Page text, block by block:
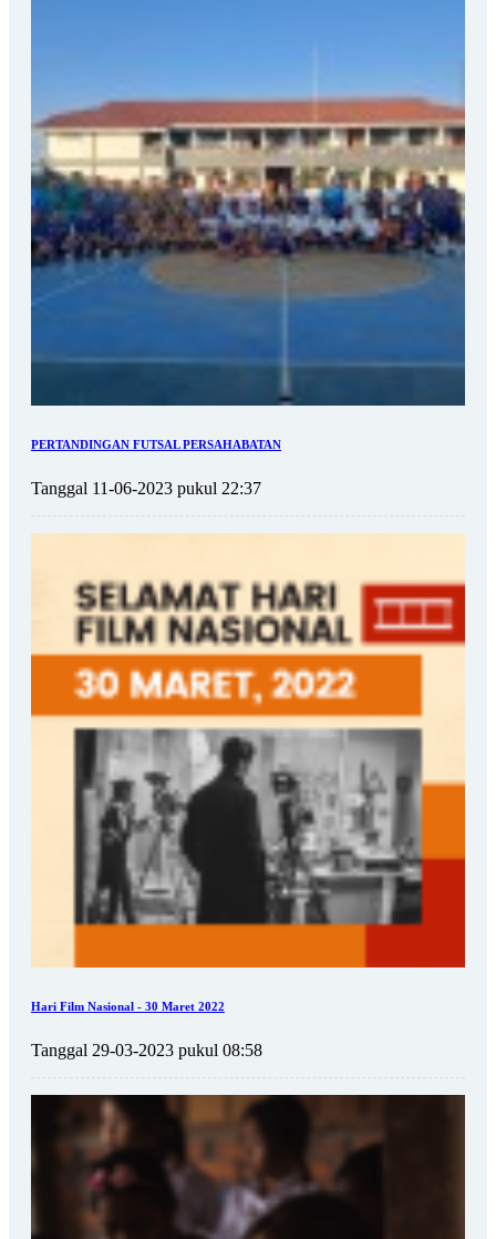
PERTANDINGAN FUTSAL PERSAHABATAN
Tanggal 11-06-2023 pukul 22:37
Hari Film Nasional - 30 Maret 2022
Tanggal 29-03-2023 pukul 08:58